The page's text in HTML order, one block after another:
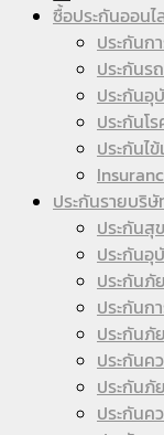
ซื้อประกันออนไ
ประกันก
ประกันร
ประกันอุ
ประกันโ
ประกันไ
ประกันรายบริษั
ประกัน
ประกันอุ
ประกันภั
ประกันก
ประกันภั
ประกันค
ประกันภั
ประกันค